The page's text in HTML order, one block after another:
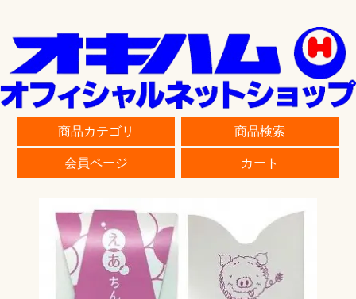
商品カテゴリ 商品検索
会員ページ カート